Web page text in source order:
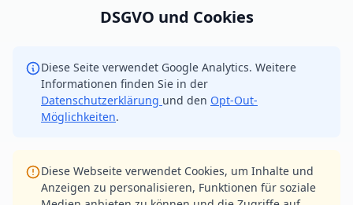
DSGVO und Cookies
Diese Seite verwendet Google Analytics. Weitere
Informationen finden Sie in der
Datenschutzerklärung und den Opt-Out-
Möglichkeiten.
Diese Webseite verwendet Cookies, um Inhalte und
Anzeigen zu personalisieren, Funktionen für soziale